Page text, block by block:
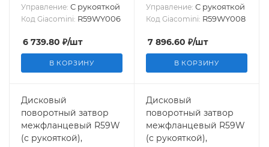
Управление: С рукояткой
Код Giacomini: R59WY006
6 739.80 ₽/шт
В КОРЗИНУ
Управление: С рукояткой
Код Giacomini: R59WY008
7 896.60 ₽/шт
В КОРЗИНУ
Дисковый
поворотный затвор
межфланцевый R59W
(с рукояткой),
Дисковый
поворотный затвор
межфланцевый R59W
(с рукояткой),